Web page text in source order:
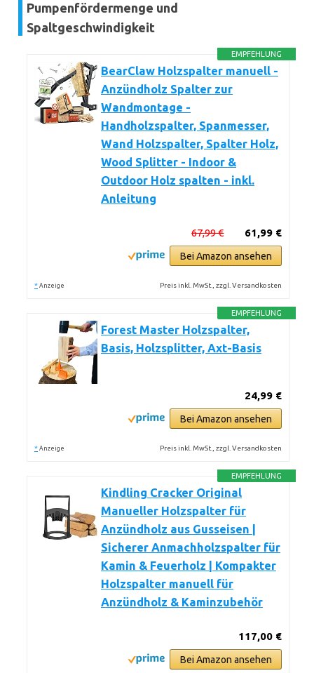
Pumpenfördermenge und
Spaltgeschwindigkeit
EMPFEHLUNG
BearClaw Holzspalter manuell -
Anzündholz Spalter zur
Wandmontage -
Handholzspalter, Spanmesser,
Wand Holzspalter, Spalter Holz,
Wood Splitter - Indoor &
Outdoor Holz spalten - inkl.
Anleitung
61,99 €
67,99 €
Bei Amazon ansehen
* Anzeige Preis inkl. MwSt., zzgl. Versandkosten
EMPFEHLUNG
Forest Master Holzspalter,
Basis, Holzsplitter, Axt-Basis
24,99 €
Bei Amazon ansehen
* Anzeige Preis inkl. MwSt., zzgl. Versandkosten
EMPFEHLUNG
Kindling Cracker Original
Manueller Holzspalter für
Anzündholz aus Gusseisen |
Sicherer Anmachholzspalter für
Kamin & Feuerholz | Kompakter
Holzspalter manuell für
Anzündholz & Kaminzubehör
117,00 €
Bei Amazon ansehen